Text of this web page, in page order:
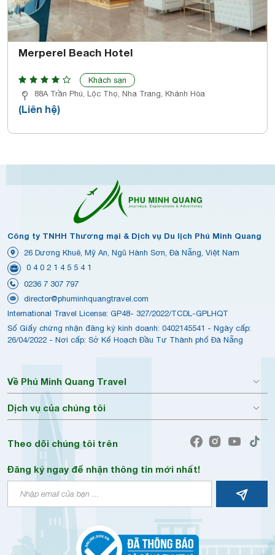
Merperel Beach Hotel
Khách sạn
88A Trần Phú, Lộc Thọ, Nha Trang, Khánh Hòa
(Liên hệ)
Công ty TNHH Thương mại & Dịch vụ Du lịch Phú Minh Quang
26 Dương Khuê, Mỹ An, Ngũ Hành Sơn, Đà Nẵng, Việt Nam
0 4 0 2 1 4 5 5 4 1
0236 7 307 797
director@phuminhquangtravel.com
International Travel License: GP48- 327/2022/TCDL-GPLHQT
Số Giấy chứng nhận đăng ký kinh doanh: 0402145541 - Ngày cấp:
26/04/2022 - Nơi cấp: Sở Kế Hoạch Đầu Tư Thành phố Đà Nẵng
Về Phú Minh Quang Travel
Dịch vụ của chúng tôi
Theo dõi chúng tôi trên
Đăng ký ngay để nhận thông tin mới nhất!